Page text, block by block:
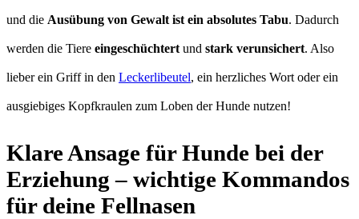
und die Ausübung von Gewalt ist ein absolutes Tabu. Dadurch
werden die Tiere eingeschüchtert und stark verunsichert. Also
lieber ein Griff in den Leckerlibeutel, ein herzliches Wort oder ein
ausgiebiges Kopfkraulen zum Loben der Hunde nutzen!
Klare Ansage für Hunde bei der
Erziehung – wichtige Kommandos
für deine Fellnasen